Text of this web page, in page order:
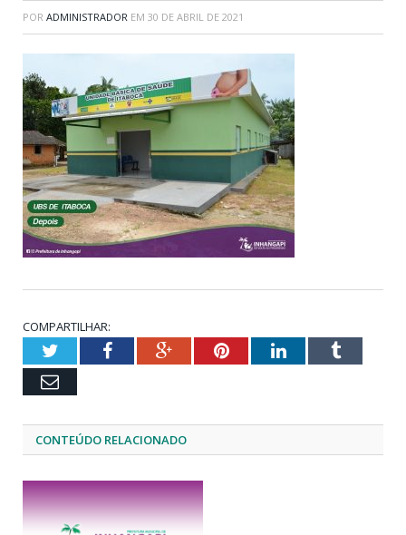
POR ADMINISTRADOR EM 30 DE ABRIL DE 2021
COMPARTILHAR:
TwitterFacebookGoogle+PinterestLinkedInTumblr
Email
CONTEÚDO RELACIONADO